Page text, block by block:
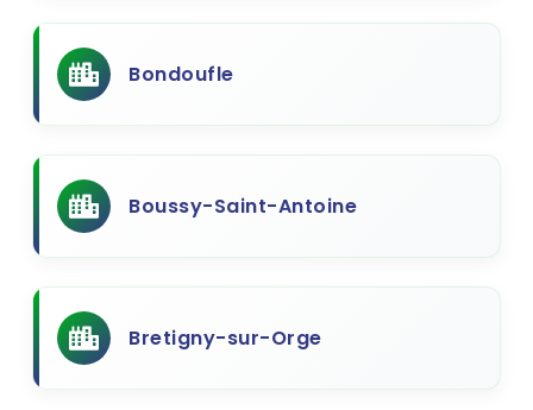
Bondoufle
Boussy-Saint-Antoine
Bretigny-sur-Orge